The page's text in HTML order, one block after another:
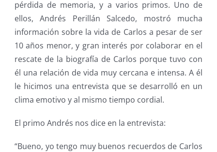
pérdida de memoria, y a varios primos. Uno de
ellos, Andrés Perillán Salcedo, mostró mucha
información sobre la vida de Carlos a pesar de ser
10 años menor, y gran interés por colaborar en el
rescate de la biografía de Carlos porque tuvo con
él una relación de vida muy cercana e intensa. A él
le hicimos una entrevista que se desarrolló en un
clima emotivo y al mismo tiempo cordial.
El primo Andrés nos dice en la entrevista:
“Bueno, yo tengo muy buenos recuerdos de Carlos